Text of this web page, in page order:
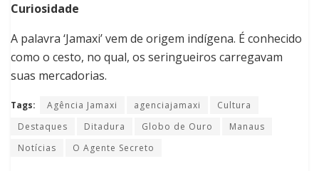
Curiosidade
A palavra ‘Jamaxi’ vem de origem indígena. É conhecido
como o cesto, no qual, os seringueiros carregavam
suas mercadorias.
Tags: Agência Jamaxi agenciajamaxi
Cultura
Destaques
Ditadura Globo de Ouro
Manaus
Notícias
O Agente Secreto